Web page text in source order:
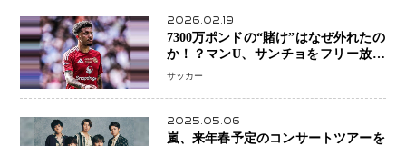
2026.02.19
7300万ポンドの“賭け”はなぜ外れたの
か！？マンU、サンチョをフリー放出
へ・・・補強戦略の転換点に
サッカー
2025.05.06
嵐、来年春予定のコンサートツアーを